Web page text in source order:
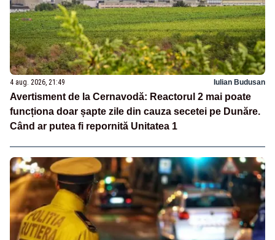
4 aug. 2026, 21:49 Iulian Budusan
Avertisment de la Cernavodă: Reactorul 2 mai poate
funcționa doar șapte zile din cauza secetei pe Dunăre.
Când ar putea fi repornită Unitatea 1